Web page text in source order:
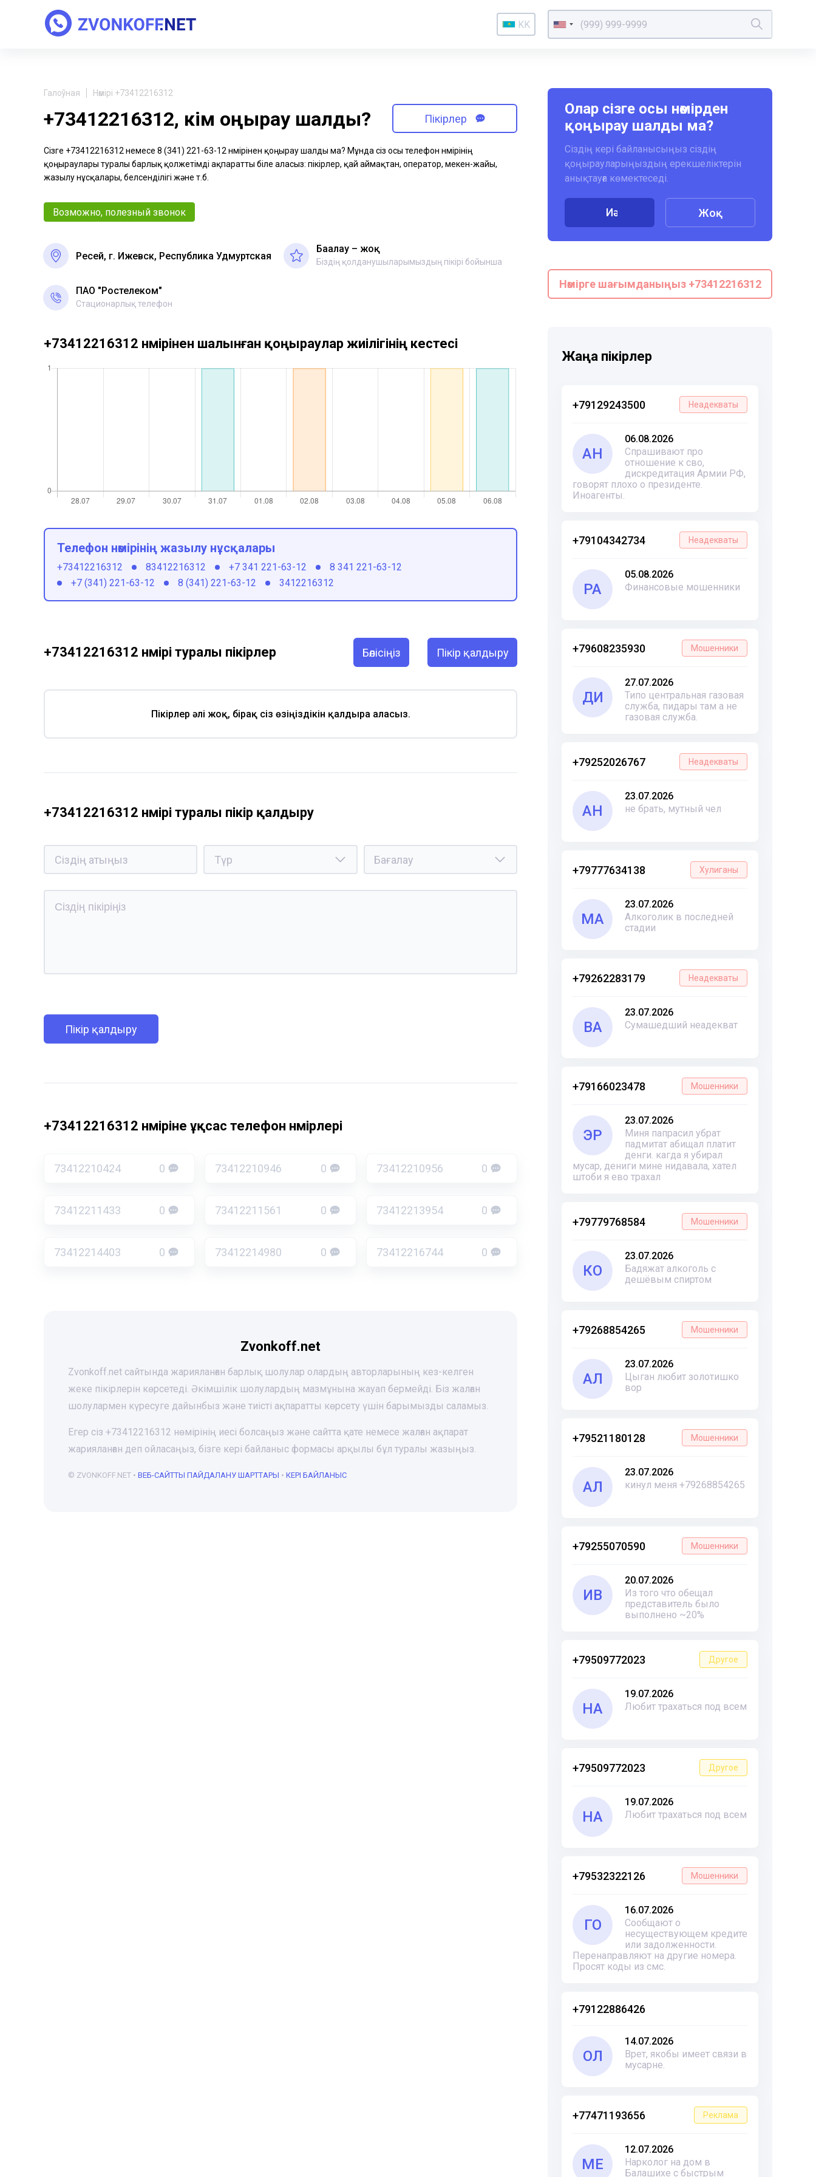
KK
Галоўная Нөмірі +73412216312
+73412216312, кім қоңырау шалды? Пікірлер
Сізге +73412216312 немесе 8 (341) 221-63-12 нөмірінен қоңырау шалды ма? Мұнда сіз осы телефон нөмірінің
қоңыраулары туралы барлық қолжетімді ақпаратты біле аласыз: пікірлер, қай аймақтан, оператор, мекен-жайы,
жазылу нұсқалары, белсенділігі және т.б.
Возможно, полезный звонок
Ресей, г. Ижевск, Республика Удмуртская
Бағалау – жоқ
Біздің қолданушыларымыздың пікірі бойынша
ПАО "Ростелеком"
Стационарлық телефон
Олар сізге осы нөмірден
қоңырау шалды ма?
Сіздің кері байланысыңыз сіздің
қоңырауларыңыздың ерекшеліктерін
анықтауға көмектеседі.
Иә Жоқ
Нөмірге шағымданыңыз +73412216312
Жаңа пікірлер
+79129243500 Неадекваты
АН
06.08.2026
Спрашивают про
отношение к сво,
дискредитация Армии РФ,
говорят плохо о президенте.
Иноагенты.
+79104342734 Неадекваты
РА
05.08.2026
Финансовые мошенники
+79608235930 Мошенники
ДИ
27.07.2026
Типо центральная газовая
служба, пидары там а не
газовая служба.
+79252026767 Неадекваты
АН
23.07.2026
не брать, мутный чел
+79777634138 Хулиганы
МА
23.07.2026
Алкоголик в последней
стадии
+79262283179 Неадекваты
ВА
23.07.2026
Сумашедший неадекват
+79166023478 Мошенники
ЭР
23.07.2026
Миня папрасил убрат
падмитат абищал платит
денги. кагда я убирал
мусар, дениги мине нидавала, хател
штоби я ево трахал
+79779768584 Мошенники
КО
23.07.2026
Бадяжат алкоголь с
дешёвым спиртом
+79268854265 Мошенники
АЛ
23.07.2026
Цыган любит золотишко
вор
+79521180128 Мошенники
АЛ
23.07.2026
кинул меня +79268854265
+79255070590 Мошенники
ИВ
20.07.2026
Из того что обещал
представитель было
выполнено ~20%
+79509772023 Другое
НА
19.07.2026
Любит трахаться под всем
+79509772023 Другое
НА
19.07.2026
Любит трахаться под всем
+79532322126 Мошенники
ГО
16.07.2026
Сообщают о
несуществующем кредите
или задолженности.
Перенаправляют на другие номера.
Просят коды из смс.
+79122886426
ОЛ
14.07.2026
Врет, якобы имеет связи в
мусарне.
+77471193656 Реклама
ME
12.07.2026
Нарколог на дом в
Балашихе с быстрым
+73412216312 нөмірінен шалынған қоңыраулар жиілігінің кестесі
Телефон нөмірінің жазылу нұсқалары
+73412216312 83412216312 +7 341 221-63-12
8 341 221-63-12
+7 (341) 221-63-12
8 (341) 221-63-12 3412216312
+73412216312 нөмірі туралы пікірлер Бөлісіңіз Пікір қалдыру
Пікірлер әлі жоқ, бірақ сіз өзіңіздікін қалдыра аласыз.
+73412216312 нөмірі туралы пікір қалдыру
Пікір қалдыру
+73412216312 нөміріне ұқсас телефон нөмірлері
73412210424 0 73412210946 0 73412210956 0
73412211433 0 73412211561 0 73412213954 0
73412214403 0 73412214980 0 73412216744 0
Zvonkoff.net
Zvonkoff.net сайтында жарияланған барлық шолулар олардың авторларының кез-келген
жеке пікірлерін көрсетеді. Әкімшілік шолулардың мазмұнына жауап бермейді. Біз жалған
шолулармен күресуге дайынбыз және тиісті ақпаратты көрсету үшін барымызды саламыз.
Егер сіз +73412216312 нөмірінің иесі болсаңыз және сайтта қате немесе жалған ақпарат
жарияланған деп ойласаңыз, бізге кері байланыс формасы арқылы бұл туралы жазыңыз.
© ZVONKOFF.NET • ВЕБ-CАЙТТЫ ПАЙДАЛАНУ ШАРТТАРЫ • КЕРІ БАЙЛАНЫС